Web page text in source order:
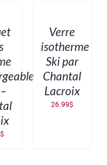
$
DÉTAILSVerre
isotherme
Ski par
Chantal
Lacroix
26.99$